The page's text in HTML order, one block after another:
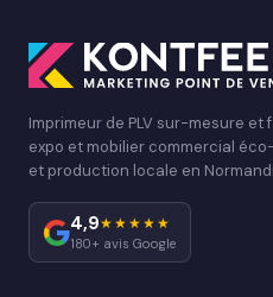
Imprimeur de PLV sur-mesure
expo et mobilier commercial
et production locale en
4,9★★★★★
180+ avis Google